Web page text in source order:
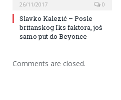
26/11/2017 0
Slavko Kalezić – Posle
britanskog Iks faktora, još
samo put do Beyonce
Comments are closed.